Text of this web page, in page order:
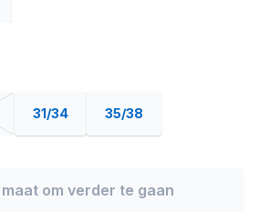
31/34 35/38
om verder te gaan